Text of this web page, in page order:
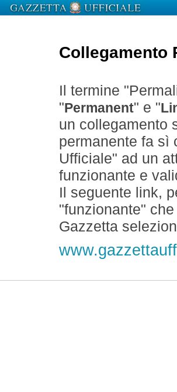
Collegamento
Il termine
" Permanent" e "
un collegamento
permanente fa sì
Ufficiale" ad un
funzionante e
Il seguente link,
"funzionante"
Gazzetta